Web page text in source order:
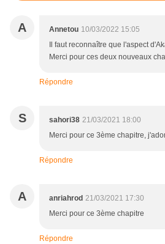
A Annetou 10/03/2022 15:05
Il faut reconnaître que l'aspect
Merci pour ces deux nouveaux
Répondre
S sahori38 21/03/2021 18:00
Merci pour ce 3ème chapitre,
Répondre
A anriahrod 21/03/2021 17:30
Merci pour ce 3ème chapitre
Répondre